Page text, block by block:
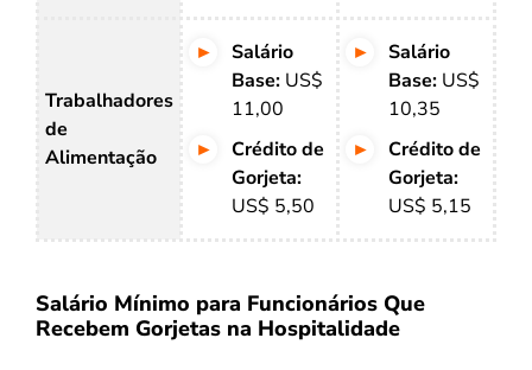
Trabalhadores
de
Alimentação
Salário
Base: US$
11,00
Crédito de
Gorjeta:
US$ 5,50
Salário
Base: US$
10,35
Crédito de
Gorjeta:
US$ 5,15
Salário Mínimo para Funcionários Que
Recebem Gorjetas na Hospitalidade